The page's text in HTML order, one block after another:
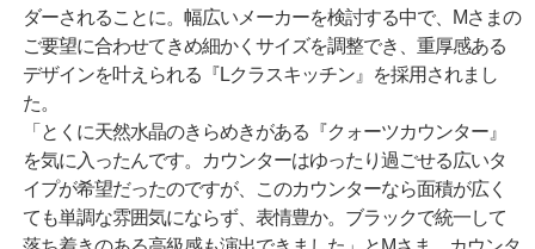
ダーされることに。幅広いメーカーを検討する中で、Mさまの
ご要望に合わせてきめ細かくサイズを調整でき、重厚感ある
デザインを叶えられる『Lクラスキッチン』を採用されまし
た。
「とくに天然水晶のきらめきがある『クォーツカウンター』
を気に入ったんです。カウンターはゆったり過ごせる広いタ
イプが希望だったのですが、このカウンターなら面積が広く
ても単調な雰囲気にならず、表情豊か。ブラックで統一して